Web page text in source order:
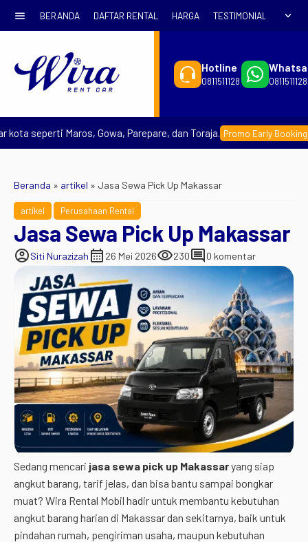
menu BERANDA DAFTAR RENTAL HARGA TESTIMONIAL expand_more
Hotline
0811511128 0811511128
Maros, Gowa, Parepare, dan Toraja. Promo Early Booking –
Beranda » artikel » Jasa Sewa Pick Up Makassar
artikel Perusahaan Rental
Jasa Sewa Pick Up Makassar
account_circleSiti Nurazizah calendar_month 26 Mei 2026visibility230comment0 komentar
Sedang mencari jasa sewa pick up Makassaryang siap
angkut barang, tarif jelas, dan bisa bantu sampai bongkar
muat? Wira Rental Mobil hadir untuk membantu kebutuhan
angkut barang harian di Makassar dan sekitarnya, baik untuk
pindahan rumah, pengiriman usaha, maupun kebutuhan